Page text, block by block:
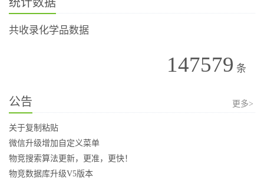
共收录化学品数据
147579 条
公告 更多>
关于复制粘贴
微信升级增加自定义菜单
物竞搜索算法更新，更准，更快！
物竞数据库升级V5版本